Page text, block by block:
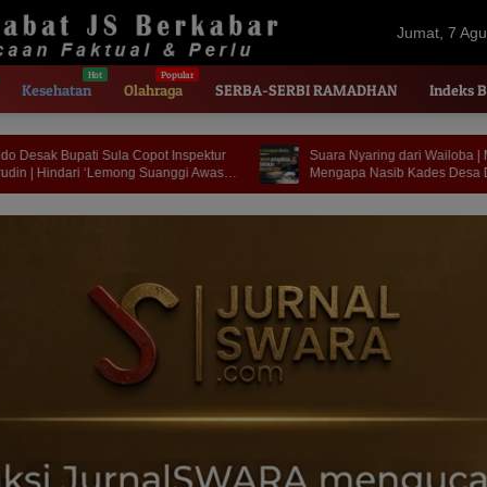
Jumat, 7
Kesehatan Olahraga SERBA-SERBI RAMADHAN Indeks
Suara Nyaring dari Wailoba | Masmina :
Mengapa Nasib Kades Desa Ditentukan di
Meja Politisi?
Di